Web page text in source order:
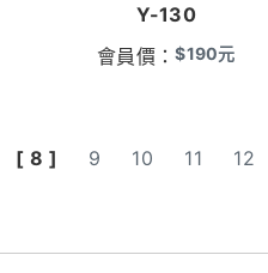
Y-130
會員價：$190元
[ 8 ] 9 10 11 12